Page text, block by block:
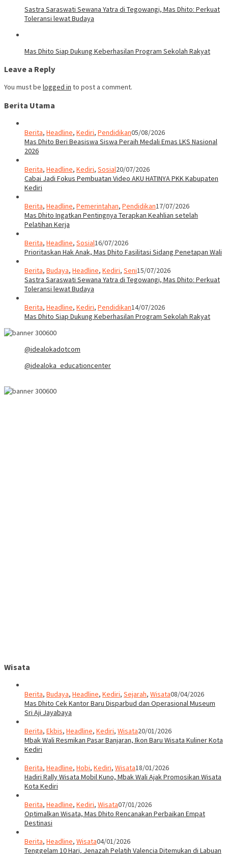
Sastra Saraswati Sewana Yatra di Tegowangi, Mas Dhito: Perkuat
Toleransi lewat Budaya
Mas Dhito Siap Dukung Keberhasilan Program Sekolah Rakyat
Leave a Reply
You must be logged in to post a comment.
Berita Utama
Berita, Headline, Kediri, Pendidikan05/08/2026
Mas Dhito Beri Beasiswa Siswa Peraih Medali Emas LKS Nasional
2026
Berita, Headline, Kediri, Sosial20/07/2026
Cabai Jadi Fokus Pembuatan Video AKU HATINYA PKK Kabupaten
Kediri
Berita, Headline, Pemerintahan, Pendidikan17/07/2026
Mas Dhito Ingatkan Pentingnya Terapkan Keahlian setelah
Pelatihan Kerja
Berita, Headline, Sosial16/07/2026
Prioritaskan Hak Anak, Mas Dhito Fasilitasi Sidang Penetapan Wali
Berita, Budaya, Headline, Kediri, Seni15/07/2026
Sastra Saraswati Sewana Yatra di Tegowangi, Mas Dhito: Perkuat
Toleransi lewat Budaya
Berita, Headline, Kediri, Pendidikan14/07/2026
Mas Dhito Siap Dukung Keberhasilan Program Sekolah Rakyat
@idealokadotcom
@idealoka_educationcenter
Wisata
Berita, Budaya, Headline, Kediri, Sejarah, Wisata08/04/2026
Mas Dhito Cek Kantor Baru Disparbud dan Operasional Museum
Sri Aji Jayabaya
Berita, Ekbis, Headline, Kediri, Wisata20/01/2026
Mbak Wali Resmikan Pasar Banjaran, Ikon Baru Wisata Kuliner Kota
Kediri
Berita, Headline, Hobi, Kediri, Wisata18/01/2026
Hadiri Rally Wisata Mobil Kuno, Mbak Wali Ajak Promosikan Wisata
Kota Kediri
Berita, Headline, Kediri, Wisata07/01/2026
Optimalkan Wisata, Mas Dhito Rencanakan Perbaikan Empat
Destinasi
Berita, Headline, Wisata04/01/2026
Tenggelam 10 Hari, Jenazah Pelatih Valencia Ditemukan di Labuan